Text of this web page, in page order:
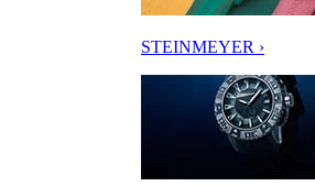
STEINMEYER ›